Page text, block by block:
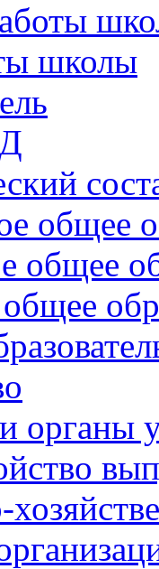
школы
общее
общее
органы